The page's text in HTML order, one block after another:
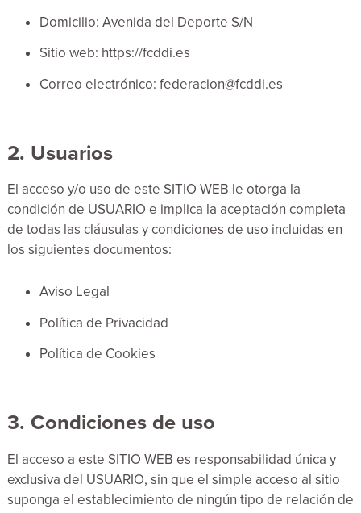
Domicilio: Avenida del Deporte S/N
Sitio web: https://fcddi.es
Correo electrónico: federacion@fcddi.es
2. Usuarios
El acceso y/o uso de este SITIO WEB le otorga la
condición de USUARIO e implica la aceptación completa
de todas las cláusulas y condiciones de uso incluidas en
los siguientes documentos:
Aviso Legal
Política de Privacidad
Política de Cookies
3. Condiciones de uso
El acceso a este SITIO WEB es responsabilidad única y
exclusiva del USUARIO, sin que el simple acceso al sitio
suponga el establecimiento de ningún tipo de relación de